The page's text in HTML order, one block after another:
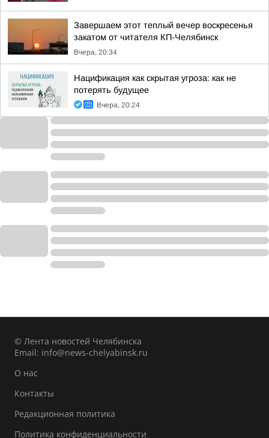
Завершаем этот теплый вечер воскресенья
закатом от читателя КП-Челябинск
Вчера, 20:34
Нацификация как скрытая угроза: как не
потерять будущее
Вчера, 20:24
© Лента новостей Челябинска
Email: info@news-chelyabinsk.ru
О нас
Контакты
Редакционная политика
Политика конфиденциальности